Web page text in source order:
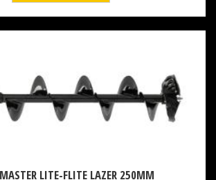
LITE-FLITE LAZER 250MM